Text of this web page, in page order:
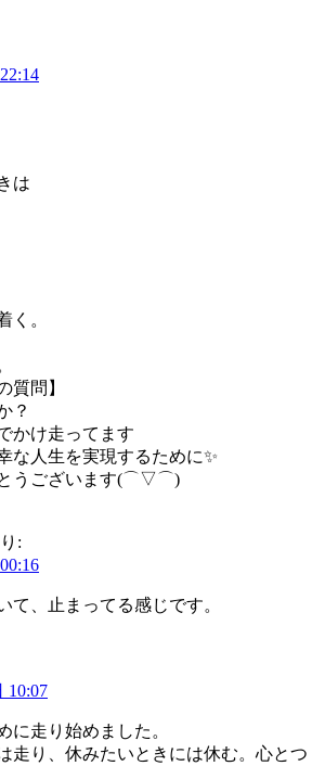
は
く。
質問】
？
かけ走ってます
な人生を実現するために✨
うございます(⌒▽⌒)
:
て、止まってる感じです。
10:07
に走り始めました。
走り、休みたいときには休む。心とつ